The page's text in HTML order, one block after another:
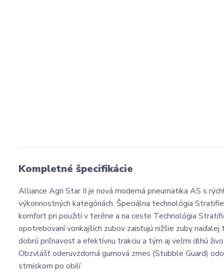
Kompletné špecifikácie
Alliance Agri Star II je nová moderná pneumatika AS s
výkonnostných kategóriách. Špeciálna technológia
komfort pri použití v teréne a na ceste Technológia
opotrebovaní vonkajších zubov zaisťujú nižšie zuby
dobrú priľnavosť a efektívnu trakciu a tým aj veľmi dlhú
Obzvlášť oderuvzdorná gumová zmes (Stubble Guard)
strniskom po obilí